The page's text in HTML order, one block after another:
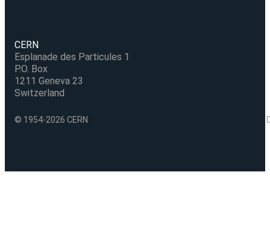
CERN
Esplanade des Particules 1
P.O. Box
1211 Geneva 23
Switzerland
© 1954-2026 CERN